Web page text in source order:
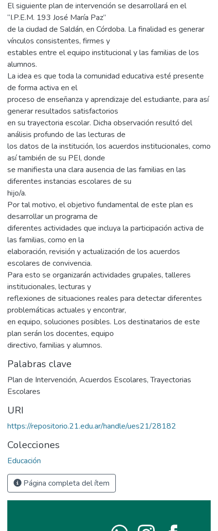
El siguiente plan de intervención se desarrollará en el
“I.P.E.M. 193 José María Paz”
de la ciudad de Saldán, en Córdoba. La finalidad es generar
vínculos consistentes, firmes y
estables entre el equipo institucional y las familias de los
alumnos.
La idea es que toda la comunidad educativa esté presente
de forma activa en el
proceso de enseñanza y aprendizaje del estudiante, para así
generar resultados satisfactorios
en su trayectoria escolar. Dicha observación resultó del
análisis profundo de las lecturas de
los datos de la institución, los acuerdos institucionales, como
así también de su PEI, donde
se manifiesta una clara ausencia de las familias en las
diferentes instancias escolares de su
hijo/a.
Por tal motivo, el objetivo fundamental de este plan es
desarrollar un programa de
diferentes actividades que incluya la participación activa de
las familias, como en la
elaboración, revisión y actualización de los acuerdos
escolares de convivencia.
Para esto se organizarán actividades grupales, talleres
institucionales, lecturas y
reflexiones de situaciones reales para detectar diferentes
problemáticas actuales y encontrar,
en equipo, soluciones posibles. Los destinatarios de este
plan serán los docentes, equipo
directivo, familias y alumnos.
Palabras clave
Plan de Intervención, Acuerdos Escolares,Trayectorias
Escolares
URI
https://repositorio.21.edu.ar/handle/ues21/28182
Colecciones
Educación
Página completa del ítem